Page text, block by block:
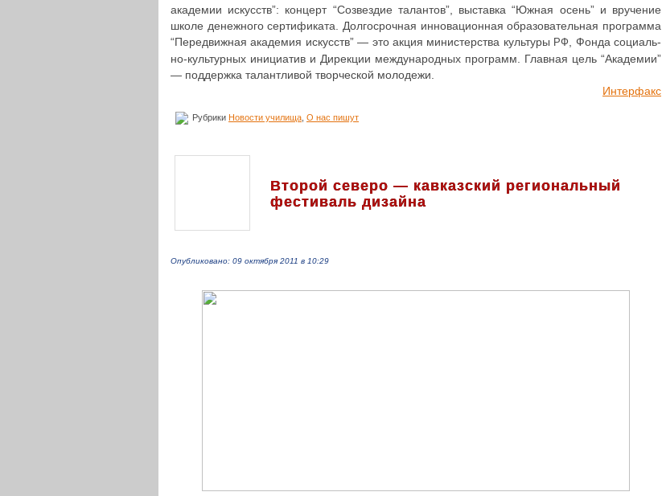
ака­де­мии искусств”: концерт “Созвез­дие талан­тов”, выстав­ка “Южная осень” и вру­че­ние
школе денеж­но­го сер­ти­фи­ка­та. Дол­го­сроч­ная инно­ва­ци­он­ная обра­зо­ва­тель­ная про­грам­ма
“Пере­движ­ная ака­де­мия искусств” — это акция мини­стер­ства куль­ту­ры РФ
, Фонда соци­аль­
но-куль­тур­ных ини­ци­а­тив и Дирек­ции меж­ду­на­род­ных про­грамм. Главная цель “Ака­де­мии”
— под­держ­ка талант­ли­вой твор­че­ской молодежи.
Интер­факс
Рубрики Новости училища О нас пишут
Второй северо — кавказский региональный
фестиваль дизайна
Опубликовано: 09 октября 2011 в 10:29